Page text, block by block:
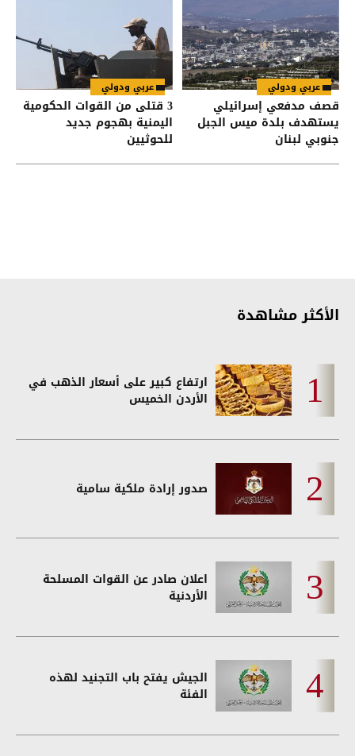
عربي ودولي
قصف مدفعي إسرائيلي
يستهدف بلدة ميس الجبل
جنوبي لبنان
عربي ودولي
3 قتلى من القوات الحكومية
اليمنية بهجوم جديد
للحوثيين
الأكثر مشاهدة
ارتفاع كبير على أسعار الذهب في
الأردن الخميس
صدور إرادة ملكية سامية
اعلان صادر عن القوات المسلحة
الأردنية
الجيش يفتح باب التجنيد لهذه
الفئة